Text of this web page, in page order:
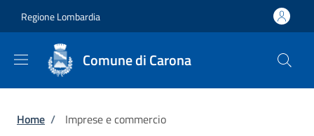
Regione Lombardia
Comune di Carona
Briciole di pane
Home / Imprese e commercio